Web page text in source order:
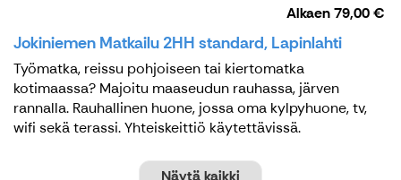
Alkaen79,00 €
Jokiniemen Matkailu 2HH standard, Lapinlahti
Työmatka, reissu pohjoiseen tai kiertomatka
kotimaassa? Majoitu maaseudun rauhassa, järven
rannalla. Rauhallinen huone, jossa oma kylpyhuone, tv,
wifi sekä terassi. Yhteiskeittiö käytettävissä.